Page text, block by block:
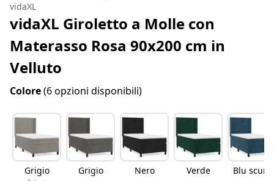
vidaXL
vidaXL Giroletto a Molle con
Materasso Rosa 90x200 cm in
Velluto
Colore(6 opzioni disponibili)
Grigio
Grigio
Nero
Verde
Blu scuro